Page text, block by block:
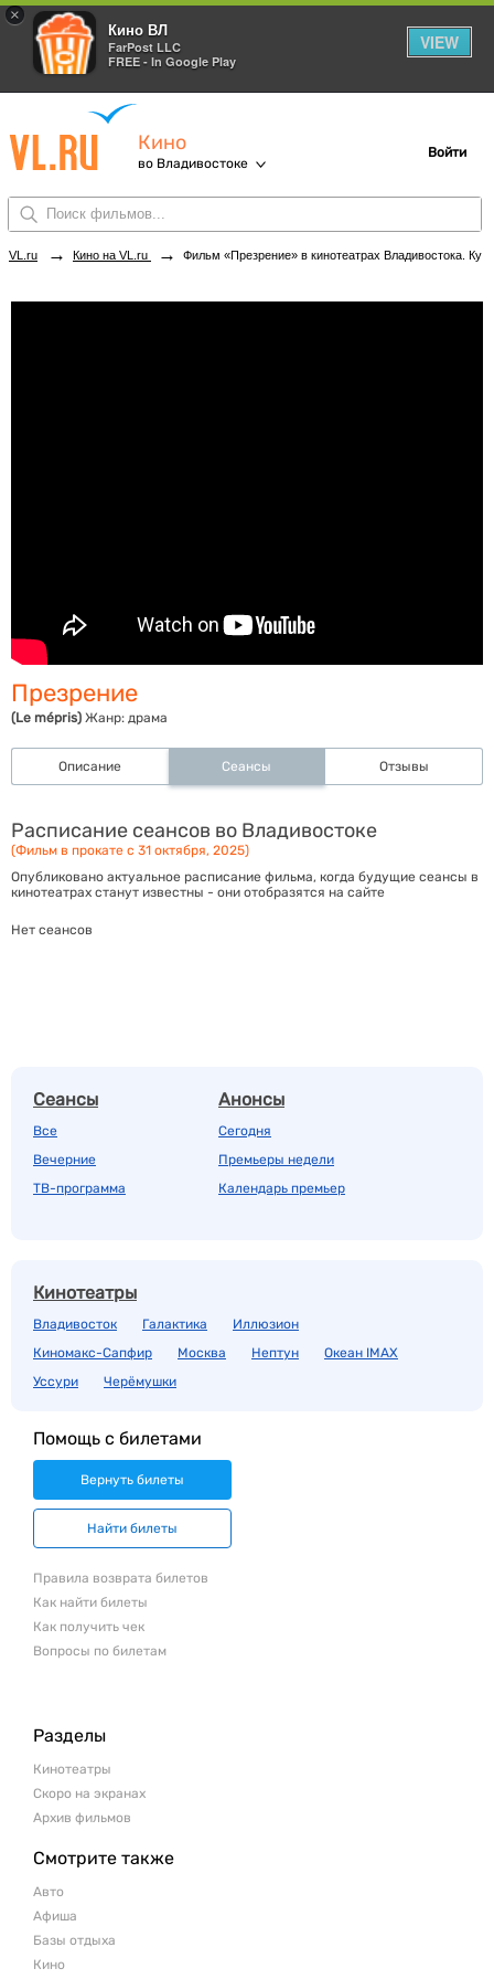
×
Кино ВЛ
FarPost LLC
FREE - In Google Play
VIEW
Кино
во Владивостоке
Войти
VL.ru → Кино на VL.ru → Фильм «Презрение» в кинотеатрах Владивостока. Купить билеты!
Презрение
(Le mépris) Жанр: драма
Описание Сеансы Отзывы
Расписание сеансов во Владивостоке
(Фильм в прокате с 31 октября, 2025)
Опубликовано актуальное расписание фильма, когда будущие сеансы в
кинотеатрах станут известны - они отобразятся на сайте
Нет сеансов
Сеансы
Все
Вечерние
ТВ-программа
Анонсы
Сегодня
Премьеры недели
Календарь премьер
Кинотеатры
Владивосток Галактика
Иллюзион
Киномакс-Сапфир
Москва Нептун
Океан IMAX
Уссури
Черёмушки
Помощь с билетами
Вернуть билеты
Найти билеты
Правила возврата билетов
Как найти билеты
Как получить чек
Вопросы по билетам
Разделы
Кинотеатры
Скоро на экранах
Архив фильмов
Смотрите также
Авто
Афиша
Базы отдыха
Кино